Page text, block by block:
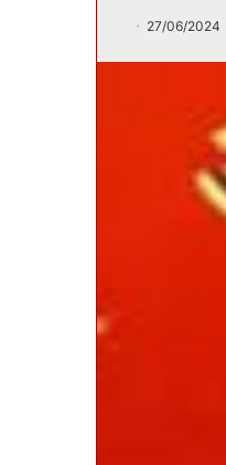
27/06/2024